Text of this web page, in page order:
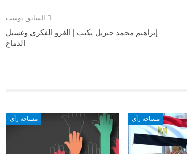
السابق بوست
إبراهيم محمد جبريل يكتب | الغزو الفكري وغسيل
الدماغ
مساحة رأي مساحة رأي